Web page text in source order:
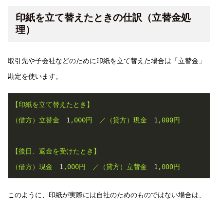
印紙を立て替えたときの仕訳（立替金処
理）
取引先や子会社などのために印紙を立て替えた場合は「立替金」
勘定を使います。
【印紙を立て替えたとき】
（借方）立替金
1 ,000円 ／（貸方）現金 1 ,000円
【後日、返金を受けたとき】
（借方）現金
1 ,000円 ／（貸方）立替金 1 ,000円
このように、印紙が実際には自社のためのものではない場合は、